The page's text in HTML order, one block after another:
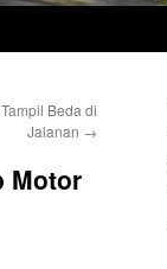
Beda di
Jalanan →
Motor